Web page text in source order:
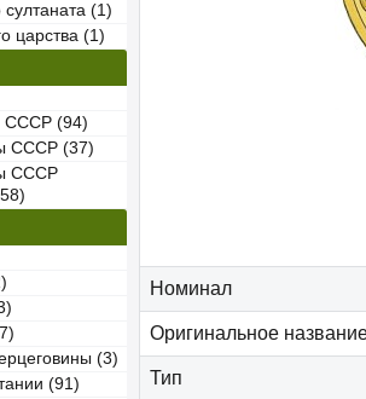
(1)
царства (1)
СССР (94)
СССР (37)
СССР
(3)
(91)
Номинал
Оригинальное
Тип